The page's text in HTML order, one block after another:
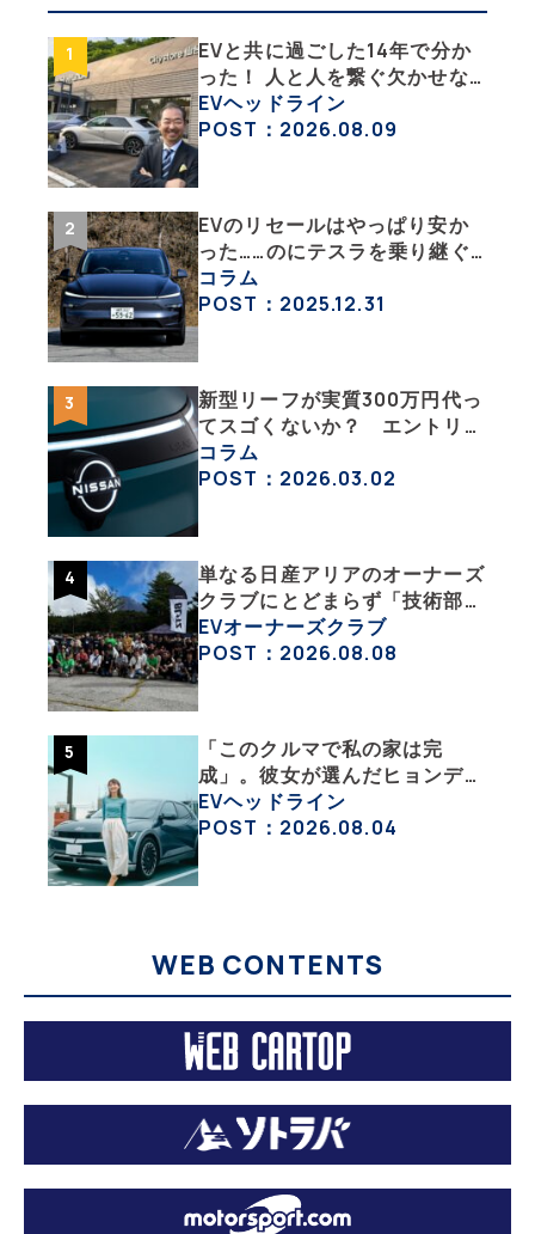
EVと共に過ごした14年で分か
った！ 人と人を繋ぐ欠かせな
い相棒、それがEV!!【EV総合
研究所のリアルEVライフ：そ
EVヘッドライン
POST：2026.08.09
EVのリセールはやっぱり安か
った……のにテスラを乗り継ぐ
ってどういうこと？ 【テスラ
沼にはまった大学教授のEV生
コラム
POST：2025.12.31
新型リーフが実質300万円代っ
てスゴくないか？ エントリー
グレード「B5」の中身を詳細
チェックした
コラム
POST：2026.03.02
単なる日産アリアのオーナーズ
クラブにとどまらず「技術部」
「バイク部」「釣り部」など多
彩な趣味人集合体がAOCJ【
EVオーナーズクラブ
POST：2026.08.08
「このクルマで私の家は完
成」。彼女が選んだヒョンデ
「IONIQ 5」の「エネルギーハ
ック」な生活【ななみんEVレ
EVヘッドライン
POST：2026.08.04
WEB CONTENTS